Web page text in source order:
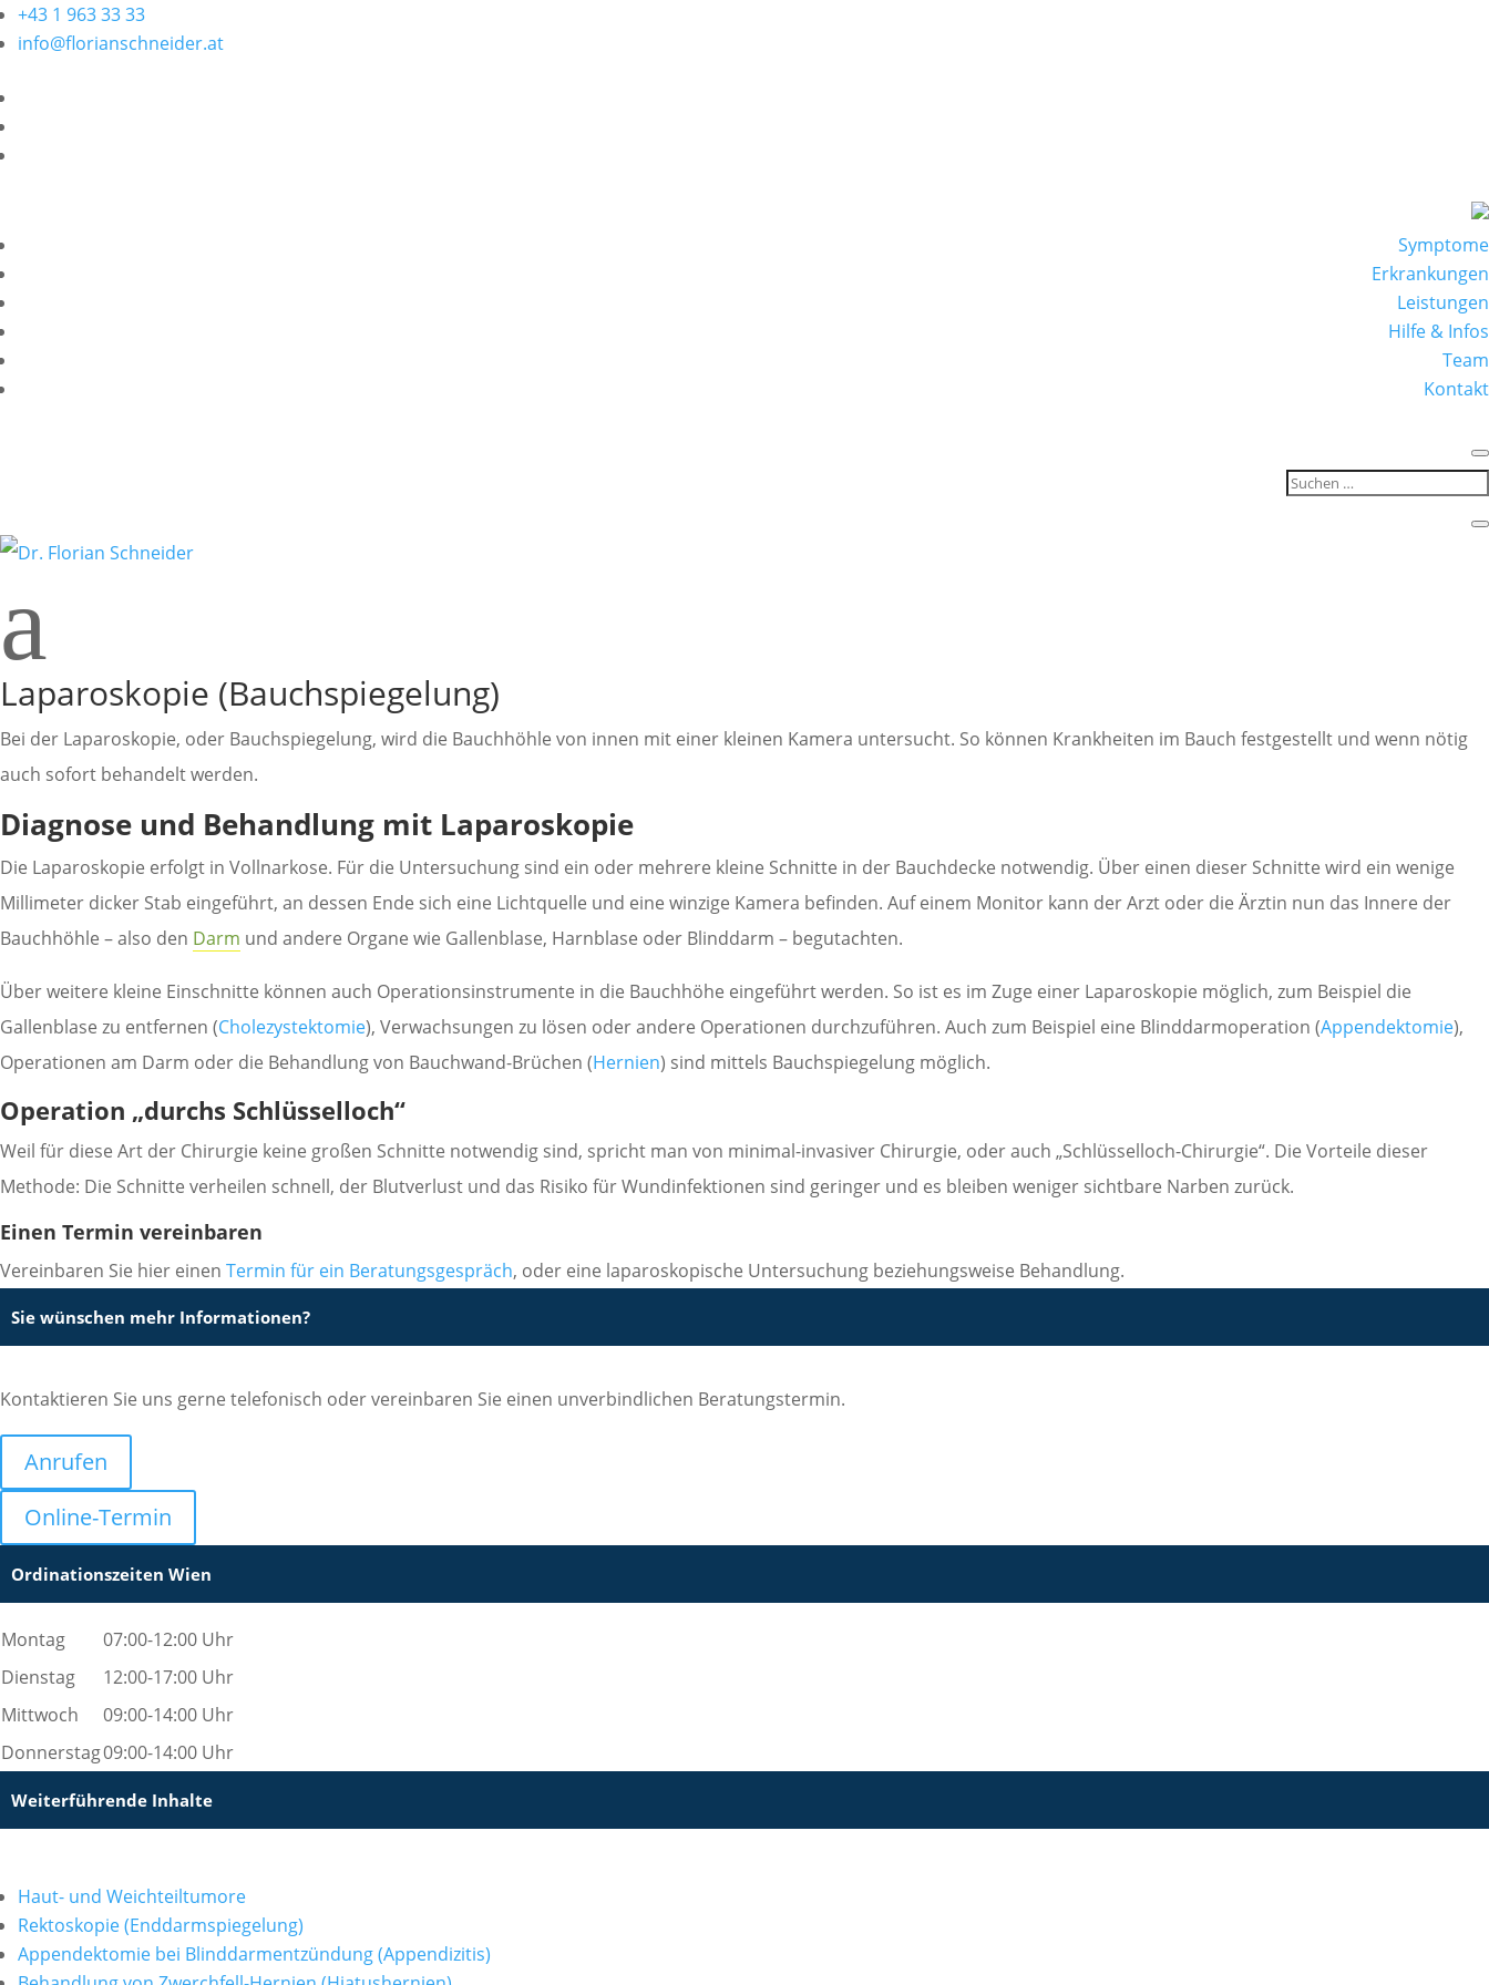
+43 1 963 33 33
info@florianschneider.at
Symptome
Erkrankungen
Leistungen
Hilfe & Infos
Team
Kontakt
a
Laparoskopie (Bauchspiegelung)
Bei der Laparoskopie, oder Bauchspiegelung, wird die Bauchhöhle von innen mit einer kleinen Kamera untersucht. So können Krankheiten im Bauch festgestellt und wenn nötig
auch sofort behandelt werden.
Diagnose und Behandlung mit Laparoskopie
Die Laparoskopie erfolgt in Vollnarkose. Für die Untersuchung sind ein oder mehrere kleine Schnitte in der Bauchdecke notwendig. Über einen dieser Schnitte wird ein wenige
Millimeter dicker Stab eingeführt, an dessen Ende sich eine Lichtquelle und eine winzige Kamera befinden. Auf einem Monitor kann der Arzt oder die Ärztin nun das Innere der
Bauchhöhle – also den Darm und andere Organe wie Gallenblase, Harnblase oder Blinddarm – begutachten.
Über weitere kleine Einschnitte können auch Operationsinstrumente in die Bauchhöhe eingeführt werden. So ist es im Zuge einer Laparoskopie möglich, zum Beispiel die
Gallenblase zu entfernen (Cholezystektomie), Verwachsungen zu lösen oder andere Operationen durchzuführen. Auch zum Beispiel eine Blinddarmoperation (Appendektomie),
Operationen am Darm oder die Behandlung von Bauchwand-Brüchen (Hernien) sind mittels Bauchspiegelung möglich.
Operation „durchs Schlüsselloch“
Weil für diese Art der Chirurgie keine großen Schnitte notwendig sind, spricht man von minimal-invasiver Chirurgie, oder auch „Schlüsselloch-Chirurgie“. Die Vorteile dieser
Methode: Die Schnitte verheilen schnell, der Blutverlust und das Risiko für Wundinfektionen sind geringer und es bleiben weniger sichtbare Narben zurück.
Einen Termin vereinbaren
Vereinbaren Sie hier einen Termin für ein Beratungsgespräch, oder eine laparoskopische Untersuchung beziehungsweise Behandlung.
Sie wünschen mehr Informationen?
Kontaktieren Sie uns gerne telefonisch oder vereinbaren Sie einen unverbindlichen Beratungstermin.
Anrufen
Online-Termin
Ordinationszeiten Wien
Montag
07:00-12:00 Uhr
Dienstag
12:00-17:00 Uhr
Mittwoch
09:00-14:00 Uhr
Donnerstag09:00-14:00 Uhr
Weiterführende Inhalte
Haut- und Weichteiltumore
Rektoskopie (Enddarmspiegelung)
Appendektomie bei Blinddarmentzündung (Appendizitis)